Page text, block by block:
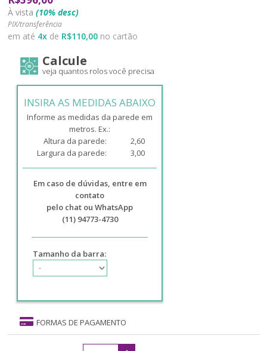
À vista (10% desc)
PIX/transferência
em até 4x de R$110,00 no cartão
Calcule
veja quantos rolos você precisa
INSIRA AS MEDIDAS ABAIXO
Informe as medidas da parede em
metros. Ex.:
Altura da parede:
2,60
Largura da parede:
3,00
Em caso de dúvidas, entre em
contato
pelo chat ou WhatsApp
(11) 94773-4730
Tamanho da barra:
FORMAS DE PAGAMENTO